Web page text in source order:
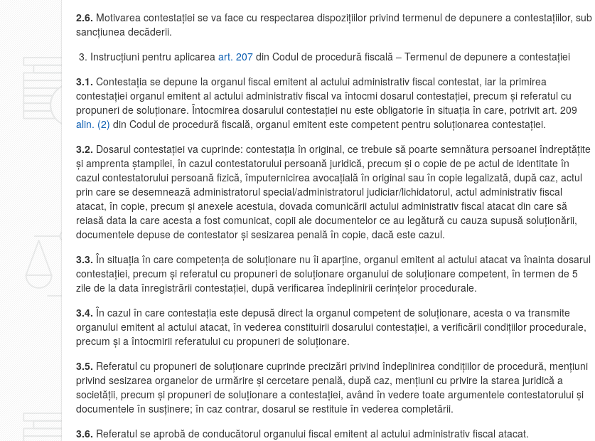
2.6. Motivarea contestaţiei se va face cu respectarea dispoziţiilor privind termenul de depunere a contestaţiilor, sub
sancţiunea decăderii.
Instrucţiuni pentru aplicarea art. 207 din Codul de procedură fiscală – Termenul de depunere a contestaţiei
3.1. Contestaţia se depune la organul fiscal emitent al actului administrativ fiscal contestat, iar la primirea
contestaţiei organul emitent al actului administrativ fiscal va întocmi dosarul contestaţiei, precum şi referatul cu
propuneri de soluţionare. Întocmirea dosarului contestaţiei nu este obligatorie în situaţia în care, potrivit art. 209
alin. (2) din Codul de procedură fiscală, organul emitent este competent pentru soluţionarea contestaţiei.
3.2. Dosarul contestaţiei va cuprinde: contestaţia în original, ce trebuie să poarte semnătura persoanei îndreptăţite
şi amprenta ştampilei, în cazul contestatorului persoană juridică, precum şi o copie de pe actul de identitate în
cazul contestatorului persoană fizică, împuternicirea avocaţială în original sau în copie legalizată, după caz, actul
prin care se desemnează administratorul special/administratorul judiciar/lichidatorul, actul administrativ fiscal
atacat, în copie, precum şi anexele acestuia, dovada comunicării actului administrativ fiscal atacat din care să
reiasă data la care acesta a fost comunicat, copii ale documentelor ce au legătură cu cauza supusă soluţionării,
documentele depuse de contestator şi sesizarea penală în copie, dacă este cazul.
3.3. În situaţia în care competenţa de soluţionare nu îi aparţine, organul emitent al actului atacat va înainta dosarul
contestaţiei, precum şi referatul cu propuneri de soluţionare organului de soluţionare competent, în termen de 5
zile de la data înregistrării contestaţiei, după verificarea îndeplinirii cerinţelor procedurale.
3.4. În cazul în care contestaţia este depusă direct la organul competent de soluţionare, acesta o va transmite
organului emitent al actului atacat, în vederea constituirii dosarului contestaţiei, a verificării condiţiilor procedurale,
precum şi a întocmirii referatului cu propuneri de soluţionare.
3.5. Referatul cu propuneri de soluţionare cuprinde precizări privind îndeplinirea condiţiilor de procedură, menţiuni
privind sesizarea organelor de urmărire şi cercetare penală, după caz, menţiuni cu privire la starea juridică a
societăţii, precum şi propuneri de soluţionare a contestaţiei, având în vedere toate argumentele contestatorului şi
documentele în susţinere; în caz contrar, dosarul se restituie în vederea completării.
3.6. Referatul se aprobă de conducătorul organului fiscal emitent al actului administrativ fiscal atacat.